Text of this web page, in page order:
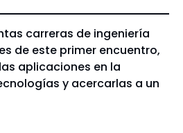
carreras de ingeniería
de este primer encuentro,
aplicaciones en la
y acercarlas a un